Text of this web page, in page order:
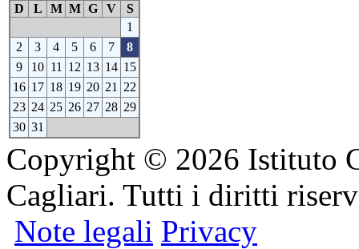
D
L M M G V
S
1
2
3 4 5 6 7
8
9
10 11 12 13 14 15
16 17 18 19 20 21
22
23 24 25 26 27 28 29
30 31
Copyright © 2026 Istituto
Cagliari. Tutti i diritti
Note legali Privacy